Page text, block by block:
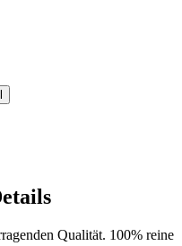
Qualität. 100% reine